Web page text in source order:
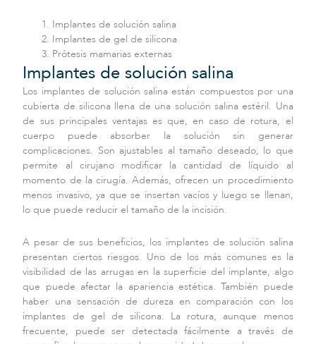
Implantes de solución salina
Implantes de gel de silicona
Prótesis mamarias externas
Implantes de solución salina
Los implantes de solución salina están compuestos por una
cubierta de silicona llena de una solución salina estéril. Una
de sus principales ventajas es que, en caso de rotura, el
cuerpo puede absorber la solución sin generar
complicaciones. Son ajustables al tamaño deseado, lo que
permite al cirujano modificar la cantidad de líquido al
momento de la cirugía. Además, ofrecen un procedimiento
menos invasivo, ya que se insertan vacíos y luego se llenan,
lo que puede reducir el tamaño de la incisión.
A pesar de sus beneficios, los implantes de solución salina
presentan ciertos riesgos. Uno de los más comunes es la
visibilidad de las arrugas en la superficie del implante, algo
que puede afectar la apariencia estética. También puede
haber una sensación de dureza en comparación con los
implantes de gel de silicona. La rotura, aunque menos
frecuente, puede ser detectada fácilmente a través de